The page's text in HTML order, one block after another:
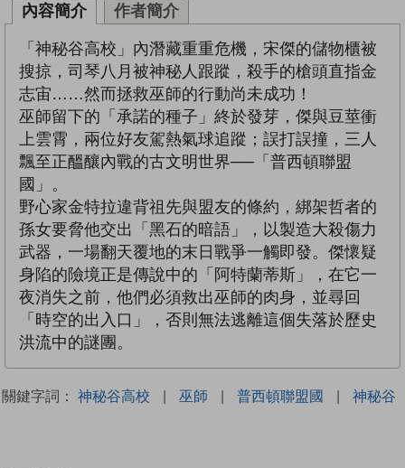
內容簡介 作者簡介
「神秘谷高校」內潛藏重重危機，宋傑的儲物櫃被
搜掠，司琴八月被神秘人跟蹤，殺手的槍頭直指金
志宙……然而拯救巫師的行動尚未成功！
巫師留下的「承諾的種子」終於發芽，傑與豆莖衝
上雲霄，兩位好友駕熱氣球追蹤；誤打誤撞，三人
飄至正醞釀內戰的古文明世界──「普西頓聯盟
國」。
野心家金特拉違背祖先與盟友的條約，綁架哲者的
孫女要脅他交出「黑石的暗語」，以製造大殺傷力
武器，一場翻天覆地的末日戰爭一觸即發。傑懷疑
身陷的險境正是傳說中的「阿特蘭蒂斯」，在它一
夜消失之前，他們必須救出巫師的肉身，並尋回
「時空的出入口」，否則無法逃離這個失落於歷史
洪流中的謎團。
關鍵字詞： 神秘谷高校 | 巫師 | 普西頓聯盟國 | 神秘谷